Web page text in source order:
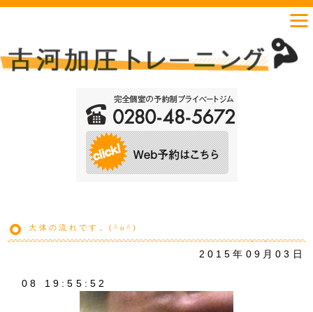
大体の流れです。(^o^)
2015年09月03日
08 19:55:52